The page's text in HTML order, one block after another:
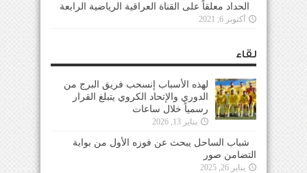
الحداد معلقاً على القناة العراقية الرياضية الرابعة
أكتوبر 6, 2021
لقاء
لهذه الأسباب إنسحب فريق البرج من
الدوري والإتحاد الكروي يتبلغ القرار
رسمياً خلال ساعات
يناير 13, 2026
شباب الساحل يبحث عن فوزه الأول من بوابة
التضامن صور
يناير 26, 2025